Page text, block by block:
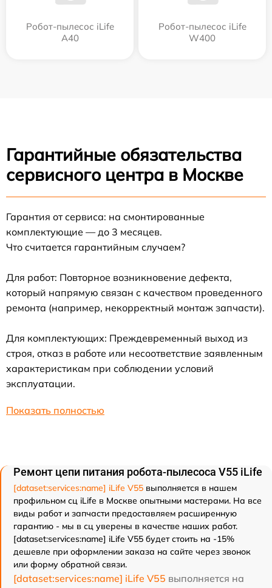
Робот-пылесос iLife
A40
Робот-пылесос iLife
W400
Гарантийные обязательства
сервисного центра в Москве
Гарантия от сервиса: на смонтированные
комплектующие — до 3 месяцев.
Что считается гарантийным случаем?
Для работ: Повторное возникновение дефекта,
который напрямую связан с качеством проведенного
ремонта (например, некорректный монтаж запчасти).
Для комплектующих: Преждевременный выход из
строя, отказ в работе или несоответствие заявленным
характеристикам при соблюдении условий
эксплуатации.
Показать полностью
Ремонт цепи питания робота-пылесоса V55 iLife
[dataset:services:name] iLife V55 выполняется в нашем
профильном сц iLife в Москве опытными мастерами. На все
виды работ и запчасти предоставляем расширенную
гарантию - мы в сц уверены в качестве наших работ.
[dataset:services:name] iLife V55 будет стоить на -15%
дешевле при оформлении заказа на сайте через звонок
или форму обратной связи.
[dataset:services:name] iLife V55 выполняется на